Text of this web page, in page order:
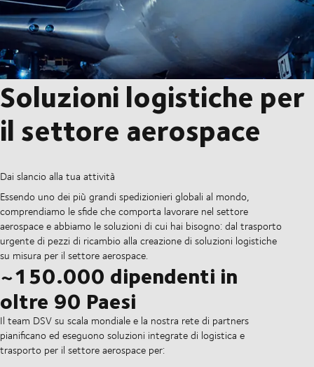
Soluzioni logistiche per
il settore aerospace
Dai slancio alla tua attività
Essendo uno dei più grandi spedizionieri globali al mondo,
comprendiamo le sfide che comporta lavorare nel settore
aerospace e abbiamo le soluzioni di cui hai bisogno: dal trasporto
urgente di pezzi di ricambio alla creazione di soluzioni logistiche
su misura per il settore aerospace.
~150.000 dipendenti in
oltre 90 Paesi
Il team DSV su scala mondiale e la nostra rete di partners
pianificano ed eseguono soluzioni integrate di logistica e
trasporto per il settore aerospace per: